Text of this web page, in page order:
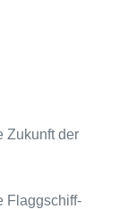
Zukunft der
Flaggschiff-